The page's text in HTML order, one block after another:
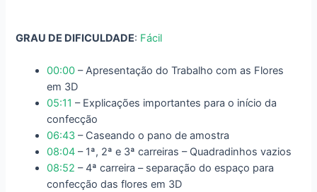
GRAU DE DIFICULDADE: Fácil
00:00 – Apresentação do Trabalho com as Flores
em 3D
05:11 – Explicações importantes para o início da
confecção
06:43 – Caseando o pano de amostra
08:04 – 1ª, 2ª e 3ª carreiras – Quadradinhos vazios
08:52 – 4ª carreira – separação do espaço para
confecção das flores em 3D